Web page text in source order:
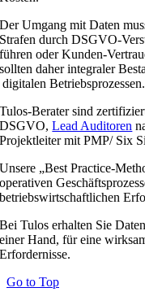
Der Umgang mit Daten
Strafen durch DSGVO-
führen oder Kunden-
sollten daher integraler
digitalen Betriebsprozessen.
Tulos-Berater sind
DSGVO,Lead Auditoren
Projektleiter mit PMP/ Six
Unsere „Best Practice-
operativen
betriebswirtschaftlichen
Bei Tulos erhalten Sie
einer Hand, für eine
Erfordernisse.
Go to Top